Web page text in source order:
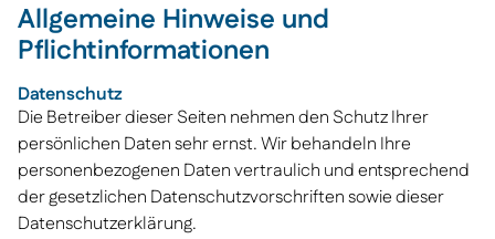
Allgemeine Hinweise und
Pflichtinformationen
Datenschutz
Die Betreiber dieser Seiten nehmen den Schutz Ihrer
persönlichen Daten sehr ernst. Wir behandeln Ihre
personenbezogenen Daten vertraulich und entsprechend
der gesetzlichen Datenschutzvorschriften sowie dieser
Datenschutzerklärung.